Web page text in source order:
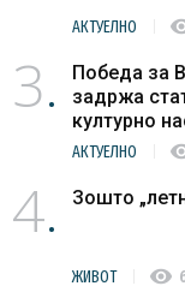
АКТУЕЛНО
3
Победа за
задржа
културно
АКТУЕЛНО
4 Зошто
ЖИВОТ visibility